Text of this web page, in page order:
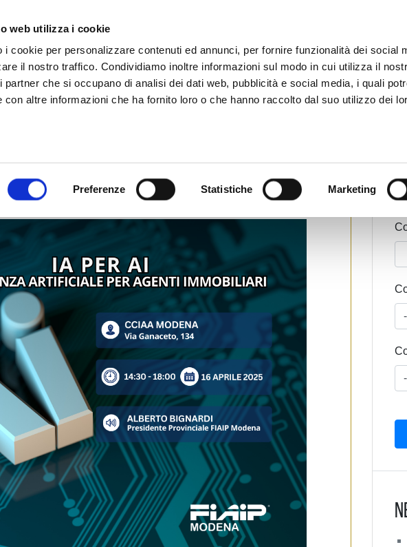
web utilizza i cookie
i cookie per personalizzare contenuti ed annunci, per fornire funzionalità dei social
il nostro traffico. Condividiamo inoltre informazioni sul modo in cui utilizza il
partner che si occupano di analisi dei dati web, pubblicità e social media, i quali
con altre informazioni che ha fornito loro o che hanno raccolto dal suo utilizzo dei
Preferenze Statistiche Marketing
Italiana Agenti Immobiliari Professionali
by Ufficio Stampa